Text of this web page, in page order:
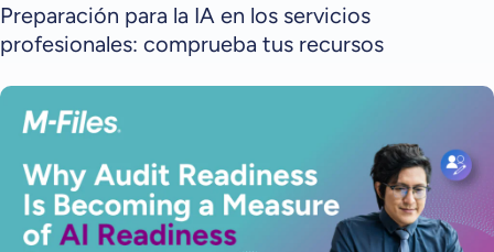
Preparación para la IA en los servicios
profesionales: comprueba tus recursos